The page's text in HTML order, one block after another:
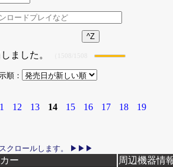
ました。
順：
12 13 14 15 16 17 18 19
ー 周辺機器情